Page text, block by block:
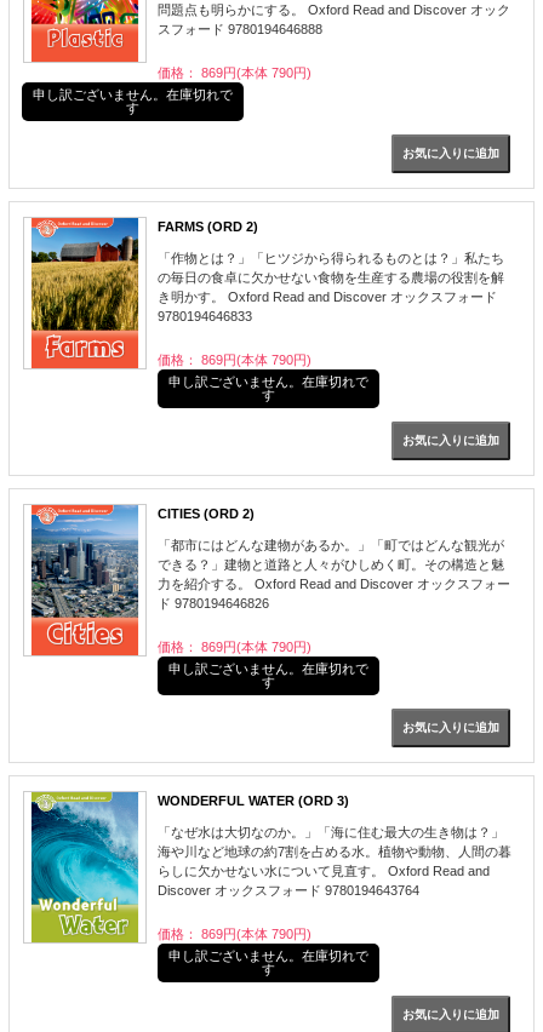
問題点も明らかにする。 Oxford Read and Discover オック
スフォード 9780194646888
価格： 869円(本体 790円)
申し訳ございません。在庫切れで
す
FARMS (ORD 2)
「作物とは？」「ヒツジから得られるものとは？」私たち
の毎日の食卓に欠かせない食物を生産する農場の役割を解
き明かす。 Oxford Read and Discover オックスフォード
9780194646833
価格： 869円(本体 790円)
申し訳ございません。在庫切れで
す
CITIES (ORD 2)
「都市にはどんな建物があるか。」「町ではどんな観光が
できる？」建物と道路と人々がひしめく町。その構造と魅
力を紹介する。 Oxford Read and Discover オックスフォー
ド 9780194646826
価格： 869円(本体 790円)
申し訳ございません。在庫切れで
す
WONDERFUL WATER (ORD 3)
「なぜ水は大切なのか。」「海に住む最大の生き物は？」
海や川など地球の約7割を占める水。植物や動物、人間の暮
らしに欠かせない水について見直す。 Oxford Read and
Discover オックスフォード 9780194643764
価格： 869円(本体 790円)
申し訳ございません。在庫切れで
す